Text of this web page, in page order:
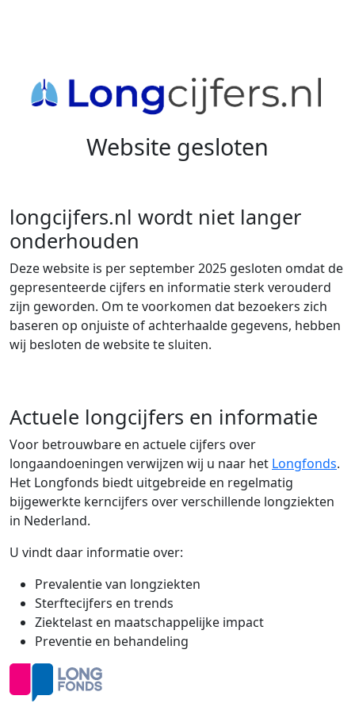
Website gesloten
longcijfers.nl wordt niet langer
onderhouden
Deze website is per september 2025 gesloten omdat de
gepresenteerde cijfers en informatie sterk verouderd
zijn geworden. Om te voorkomen dat bezoekers zich
baseren op onjuiste of achterhaalde gegevens, hebben
wij besloten de website te sluiten.
Actuele longcijfers en informatie
Voor betrouwbare en actuele cijfers over
longaandoeningen verwijzen wij u naar het Longfonds.
Het Longfonds biedt uitgebreide en regelmatig
bijgewerkte kerncijfers over verschillende longziekten
in Nederland.
U vindt daar informatie over:
Prevalentie van longziekten
Sterftecijfers en trends
Ziektelast en maatschappelijke impact
Preventie en behandeling